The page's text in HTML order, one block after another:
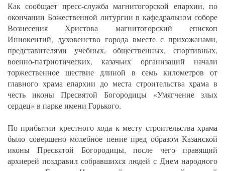
Как сообщает пресс-служба магнитогорской епархии, по
окончании Божественной литургии в кафедральном соборе
Вознесения Христова магнитогорский епископ
Иннокентий, духовенство города вместе с прихожанами,
представителями учебных, общественных, спортивных,
военно-патриотических, казачьих организаций начали
торжественное шествие длиной в семь километров от
главного храма епархии до места строительства храма в
честь иконы Пресвятой Богородицы «Умягчение злых
сердец» в парке имени Горького.
По прибытии крестного хода к месту строительства храма
было совершено молебное пение пред образом Казанской
иконы Пресвятой Богородицы, после чего правящий
архиерей поздравил собравшихся людей с Днем народного